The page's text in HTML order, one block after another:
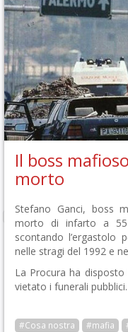
Il boss
morto
Stefano Ganci, boss
morto di infarto a 55
scontando l’ergastolo
nelle stragi del 1992 e
La Procura ha disposto
vietato i funerali pubblici.
#Cosa nostra #mafia